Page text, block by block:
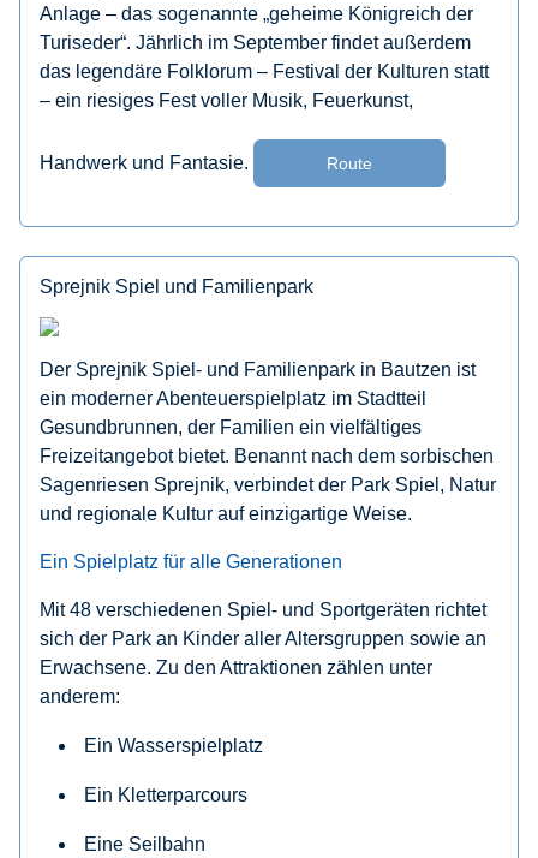
Anlage – das sogenannte „geheime Königreich der
Turiseder“. Jährlich im September findet außerdem
das legendäre Folklorum – Festival der Kulturen statt
– ein riesiges Fest voller Musik, Feuerkunst,
Handwerk und Fantasie. Route
Sprejnik Spiel und Familienpark
Der Sprejnik Spiel- und Familienpark in Bautzen ist
ein moderner Abenteuerspielplatz im Stadtteil
Gesundbrunnen, der Familien ein vielfältiges
Freizeitangebot bietet. Benannt nach dem sorbischen
Sagenriesen Sprejnik, verbindet der Park Spiel, Natur
und regionale Kultur auf einzigartige Weise.
Ein Spielplatz für alle Generationen
Mit 48 verschiedenen Spiel- und Sportgeräten richtet
sich der Park an Kinder aller Altersgruppen sowie an
Erwachsene. Zu den Attraktionen zählen unter
anderem:
Ein Wasserspielplatz
Ein Kletterparcours
Eine Seilbahn